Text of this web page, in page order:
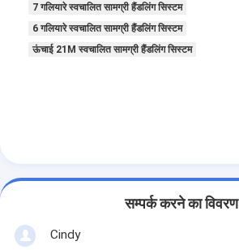
ASRS रैकिंग सिस्टम
पैलेट कन्वेयर सिस्टम
7 गलियारे स्वचालित सामग्री हैंडलिंग सिस्टम
6 गलियारे स्वचालित सामग्री हैंडलिंग सिस्टम
ऊंचाई 21M स्वचालित सामग्री हैंडलिंग सिस्टम
सम्पर्क करने का विवरण
Cindy